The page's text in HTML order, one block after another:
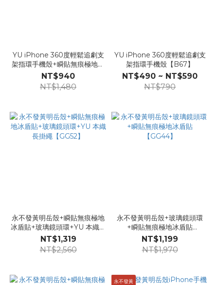
YU iPhone 360度輕鬆追劇支
架指環手機殼+瞬貼無痕極地冰
盾貼Londonimg【GG02】
NT$940
NT$1,480
YU iPhone 360度輕鬆追劇支
架指環手機殼【B67】
NT$490 ~ NT$590
NT$790
永不發黃明岳殼+瞬貼無痕極地
冰盾貼+玻璃鏡頭環+YU 本織長
掛繩【GG52】
NT$1,319
NT$2,560
永不發黃明岳殼+玻璃鏡頭環
+瞬貼無痕極地冰盾貼
【GG44】
NT$1,199
NT$1,970
永不發黃